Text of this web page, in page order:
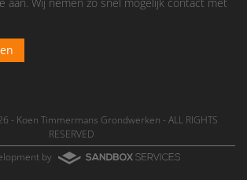
- Koen Timmermans Grondwerken - ALL RIGHTS
RESERVED
by